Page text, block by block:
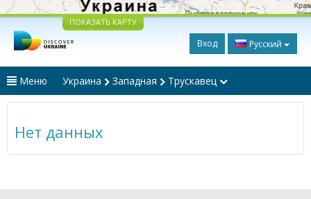
ПОКАЗАТЬ КАРТУ
Вход Русский
Меню Украина Западная Трускавец
Нет данных